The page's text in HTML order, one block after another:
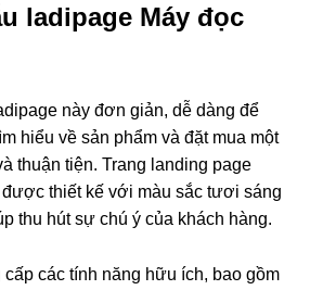
ladipage Máy đọc
này đơn giản, dễ dàng để
hiểu về sản phẩm và đặt mua một
thuận tiện. Trang landing page
được thiết kế với màu sắc tươi sáng
thu hút sự chú ý của khách hàng.
cấp các tính năng hữu ích, bao gồm